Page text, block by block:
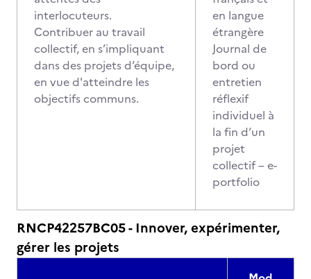
interlocuteurs.
Contribuer au travail
collectif, en s’impliquant
dans des projets d’équipe,
en vue d'atteindre les
objectifs communs.
en langue
étrangère
Journal de
bord ou
entretien
réflexif
individuel à
la fin d’un
projet
collectif – e-
portfolio
RNCP42257BC05 - Innover, expérimenter,
gérer les projets